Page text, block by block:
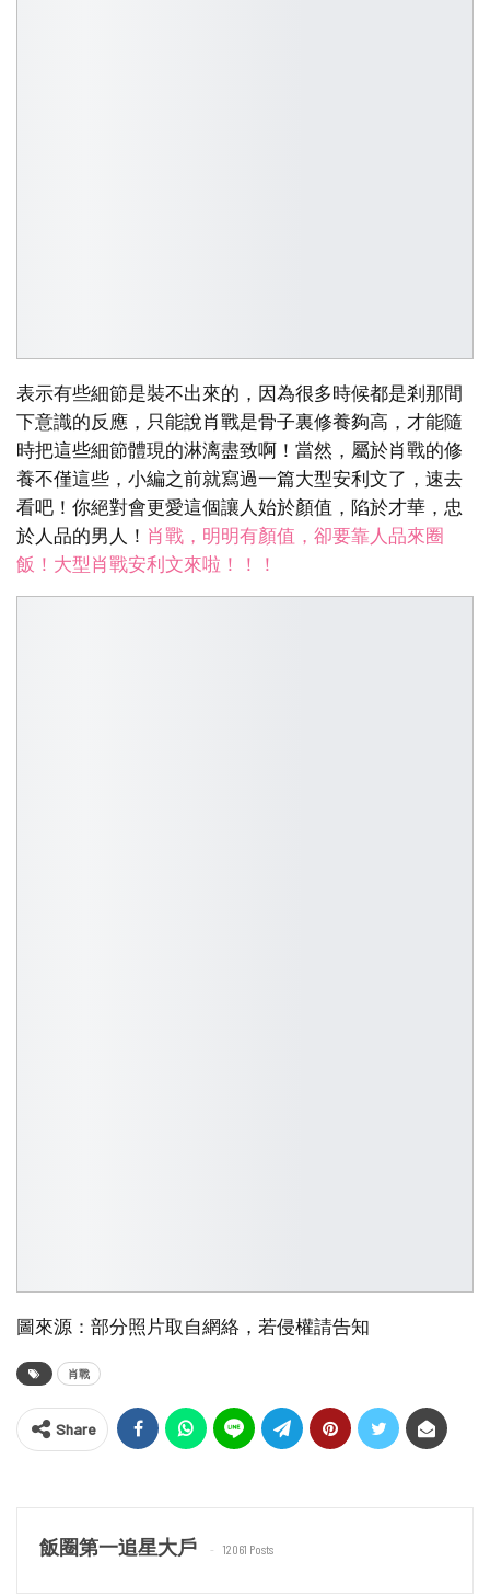
表示有些細節是裝不出來的，因為很多時候都是剎那間
下意識的反應，只能說肖戰是骨子裏修養夠高，才能隨
時把這些細節體現的淋漓盡致啊！當然，屬於肖戰的修
養不僅這些，小編之前就寫過一篇大型安利文了，速去
看吧！你絕對會更愛這個讓人始於顏值，陷於才華，忠
於人品的男人！ 肖戰，明明有顏值，卻要靠人品來圈
飯！大型肖戰安利文來啦！！！
圖來源：部分照片取自網絡，若侵權請告知
肖戰
Share
飯圈第一追星大戶 12061 Posts